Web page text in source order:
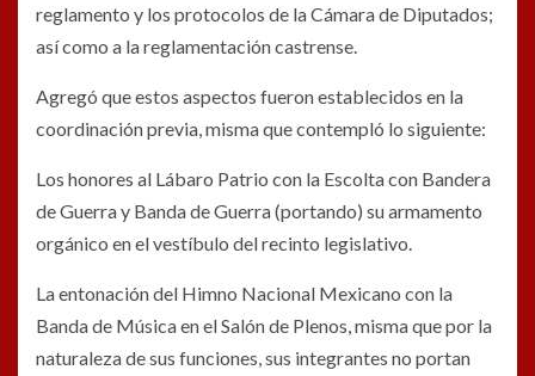
reglamento y los protocolos de la Cámara de Diputados;
así como a la reglamentación castrense.
Agregó que estos aspectos fueron establecidos en la
coordinación previa, misma que contempló lo siguiente:
Los honores al Lábaro Patrio con la Escolta con Bandera
de Guerra y Banda de Guerra (portando) su armamento
orgánico en el vestíbulo del recinto legislativo.
La entonación del Himno Nacional Mexicano con la
Banda de Música en el Salón de Plenos, misma que por la
naturaleza de sus funciones, sus integrantes no portan